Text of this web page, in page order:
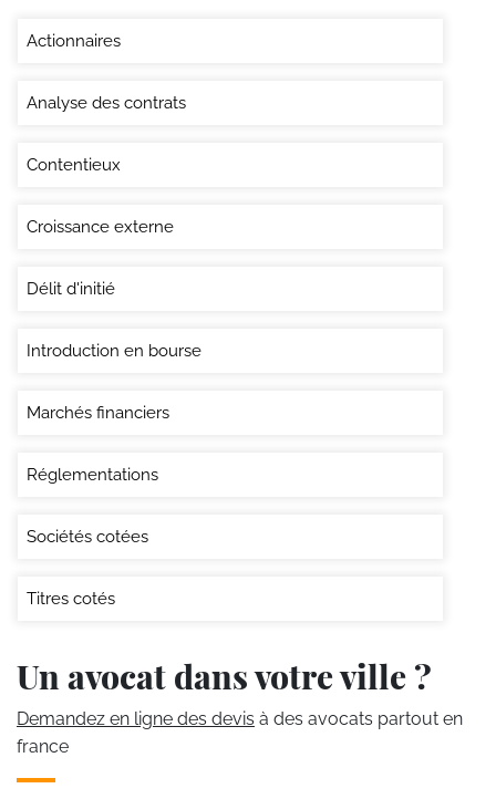
Actionnaires
Analyse des contrats
Contentieux
Croissance externe
Délit d'initié
Introduction en bourse
Marchés financiers
Réglementations
Sociétés cotées
Titres cotés
Un avocat dans votre ville ?
Demandez en ligne des devis à des avocats partout en
france